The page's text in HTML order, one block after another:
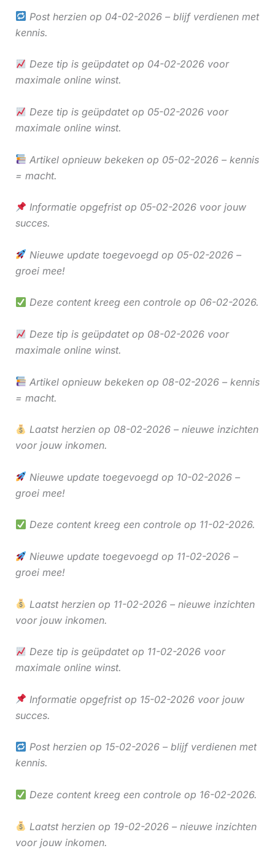
Post herzien op 04-02-2026 – blijf verdienen met
kennis.
Deze tip is geüpdatet op 04-02-2026 voor
maximale online winst.
Deze tip is geüpdatet op 05-02-2026 voor
maximale online winst.
Artikel opnieuw bekeken op 05-02-2026 – kennis
= macht.
Informatie opgefrist op 05-02-2026 voor jouw
succes.
Nieuwe update toegevoegd op 05-02-2026 –
groei mee!
Deze content kreeg een controle op 06-02-2026.
Deze tip is geüpdatet op 08-02-2026 voor
maximale online winst.
Artikel opnieuw bekeken op 08-02-2026 – kennis
= macht.
Laatst herzien op 08-02-2026 – nieuwe inzichten
voor jouw inkomen.
Nieuwe update toegevoegd op 10-02-2026 –
groei mee!
Deze content kreeg een controle op 11-02-2026.
Nieuwe update toegevoegd op 11-02-2026 –
groei mee!
Laatst herzien op 11-02-2026 – nieuwe inzichten
voor jouw inkomen.
Deze tip is geüpdatet op 11-02-2026 voor
maximale online winst.
Informatie opgefrist op 15-02-2026 voor jouw
succes.
Post herzien op 15-02-2026 – blijf verdienen met
kennis.
Deze content kreeg een controle op 16-02-2026.
Laatst herzien op 19-02-2026 – nieuwe inzichten
voor jouw inkomen.